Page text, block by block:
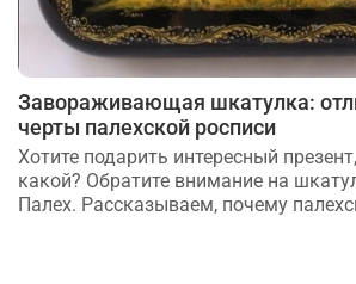
Завораживающая шкатулка:
черты палехской росписи
Хотите подарить интересный
какой? Обратите внимание на
Палех. Рассказываем, почему